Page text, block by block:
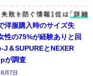
洋服購入時のサイズ失
性の75%が経験ありと回
J＆SUPUREとNEXER
が調査
月7日